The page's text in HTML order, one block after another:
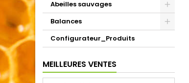
Abeilles sauvages
Balances
Configurateur_Produits
MEILLEURES VENTES